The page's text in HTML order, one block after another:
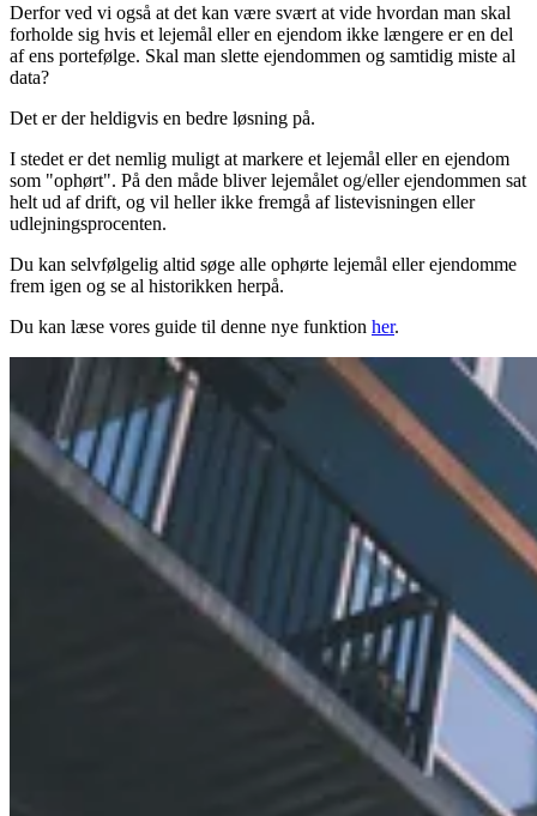
Derfor ved vi også at det kan være svært at vide hvordan man skal
forholde sig hvis et lejemål eller en ejendom ikke længere er en del
af ens portefølge. Skal man slette ejendommen og samtidig miste al
data?
Det er der heldigvis en bedre løsning på.
I stedet er det nemlig muligt at markere et lejemål eller en ejendom
som "ophørt". På den måde bliver lejemålet og/eller ejendommen sat
helt ud af drift, og vil heller ikke fremgå af listevisningen eller
udlejningsprocenten.
Du kan selvfølgelig altid søge alle ophørte lejemål eller ejendomme
frem igen og se al historikken herpå.
Du kan læse vores guide til denne nye funktion her.